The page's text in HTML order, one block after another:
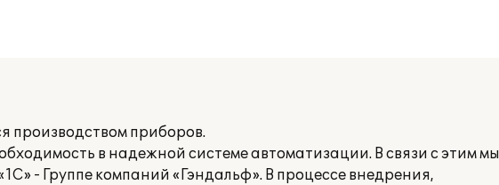
приборов.
в надежной системе автоматизации. В связи с этим мы
- Группе компаний «Гэндальф». В процессе внедрения,